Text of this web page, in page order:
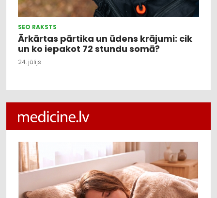
SEO RAKSTS
Ārkārtas pārtika un ūdens krājumi: cik
un ko iepakot 72 stundu somā?
24. jūlijs